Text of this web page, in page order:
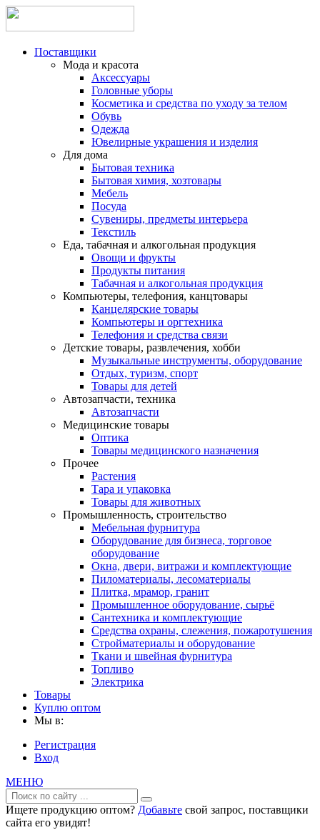
Поставщики
Мода и красота
Аксессуары
Головные уборы
Косметика и средства по уходу за телом
Обувь
Одежда
Ювелирные украшения и изделия
Для дома
Бытовая техника
Бытовая химия, хозтовары
Мебель
Посуда
Сувениры, предметы интерьера
Текстиль
Еда, табачная и алкогольная продукция
Овощи и фрукты
Продукты питания
Табачная и алкогольная продукция
Компьютеры, телефония, канцтовары
Канцелярские товары
Компьютеры и оргтехника
Телефония и средства связи
Детские товары, развлечения, хобби
Музыкальные инструменты, оборудование
Отдых, туризм, спорт
Товары для детей
Автозапчасти, техника
Автозапчасти
Медицинские товары
Оптика
Товары медицинского назначения
Прочее
Растения
Тара и упаковка
Товары для животных
Промышленность, строительство
Мебельная фурнитура
Оборудование для бизнеса, торговое
оборудование
Окна, двери, витражи и комплектующие
Пиломатериалы, лесоматериалы
Плитка, мрамор, гранит
Промышленное оборудование, сырьё
Сантехника и комплектующие
Средства охраны, слежения, пожаротушения
Стройматериалы и оборудование
Ткани и швейная фурнитура
Топливо
Электрика
Товары
Куплю оптом
Мы в:
Регистрация
Вход
МЕНЮ
Ищете продукцию оптом? Добавьте свой запрос, поставщики
сайта его увидят!